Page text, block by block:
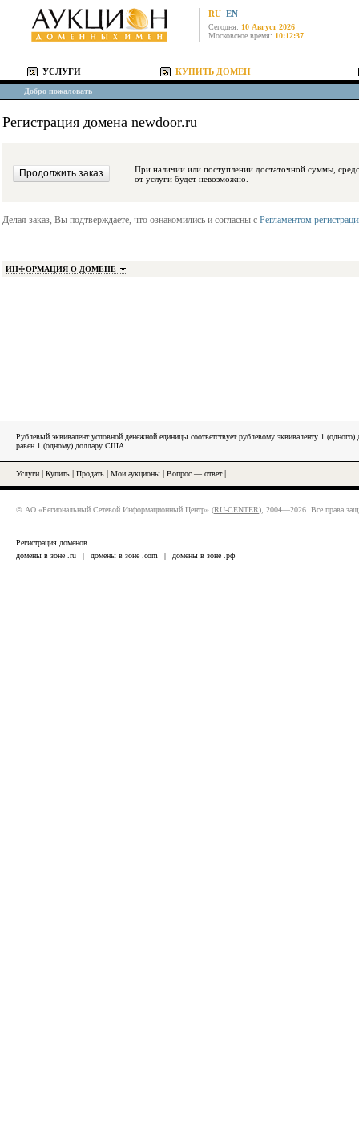
RU EN
Сегодня: 10 Август 2026
Московское время: 10:12:37
УСЛУГИ КУПИТЬ ДОМЕН
Добро пожаловать
Регистрация домена newdoor.ru
При наличии или поступлении достаточной суммы, средства будут
от услуги будет невозможно.
Делая заказ, Вы подтверждаете, что ознакомились и согласны с Регламентом
ИНФОРМАЦИЯ О ДОМЕНЕ
Рублевый эквивалент условной денежной единицы соответствует рублевому эквиваленту 1
равен 1 (одному) доллару США.
Услуги Купить Продать Мои аукционы Вопрос — ответ|
© АО «Региональный Сетевой Информационный Центр» (RU-CENTER), 2004—2026. Все права
Регистрация доменов
домены в зоне .ru
| домены в зоне .com | домены в зоне .рф